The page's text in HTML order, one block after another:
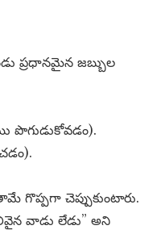
ప్రధానమైన జబ్బుల
పొగుడుకోవడం).
గొప్పగా చెప్పుకుంటారు.
వాడు లేడు” అని